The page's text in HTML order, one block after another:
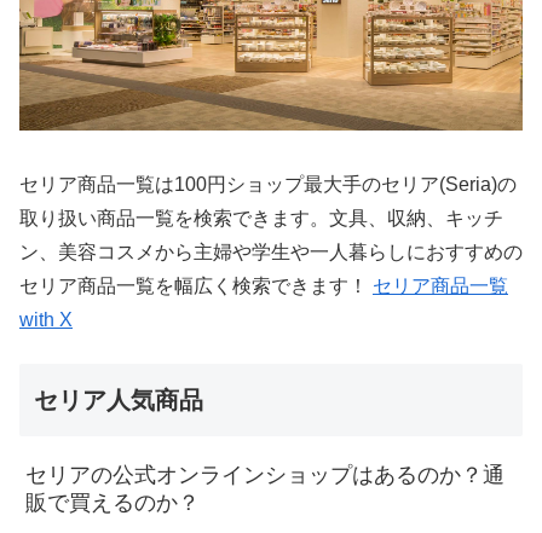
セリア商品一覧は100円ショップ最大手のセリア(Seria)の
取り扱い商品一覧を検索できます。文具、収納、キッチ
ン、美容コスメから主婦や学生や一人暮らしにおすすめの
セリア商品一覧を幅広く検索できます！ セリア商品一覧
with X
セリア人気商品
セリアの公式オンラインショップはあるのか？通
販で買えるのか？